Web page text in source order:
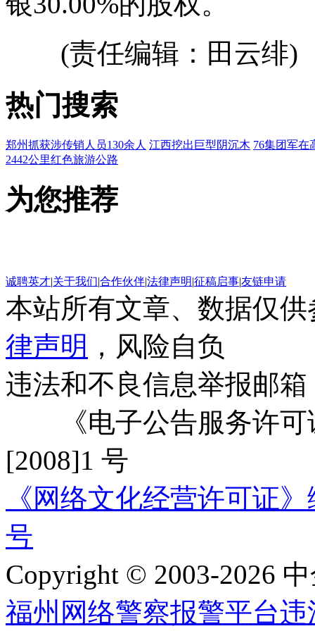
(责任编辑：田云绯)
热门搜索
郑州抓获涉传销人员130余人 江西挖出巨型阴沉木 76集团军在
2442公里红色旅游公路
为您推荐
诚聘英才|关于我们|合作伙伴|法律声明|征稿启事|友链申请
本站所有文章、数据仅
律声明 ，风险自负
违法和不良信息举报邮箱
《电子公告服务许可
[2008]1 号
《网络文化经营许可证
号
Copyright © 2003-2026
福州网络警察报警平台违